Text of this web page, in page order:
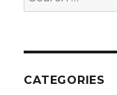
for:
CATEGORIES